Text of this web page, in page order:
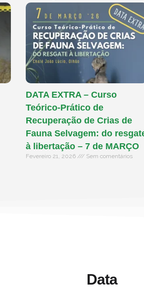
DATA EXTRA – Curso
Teórico-Prático de
Recuperação de Crias de
Fauna Selvagem: do
à libertação – 7 de MARÇO
Fevereiro 21, 2026 Sem comentários
Data